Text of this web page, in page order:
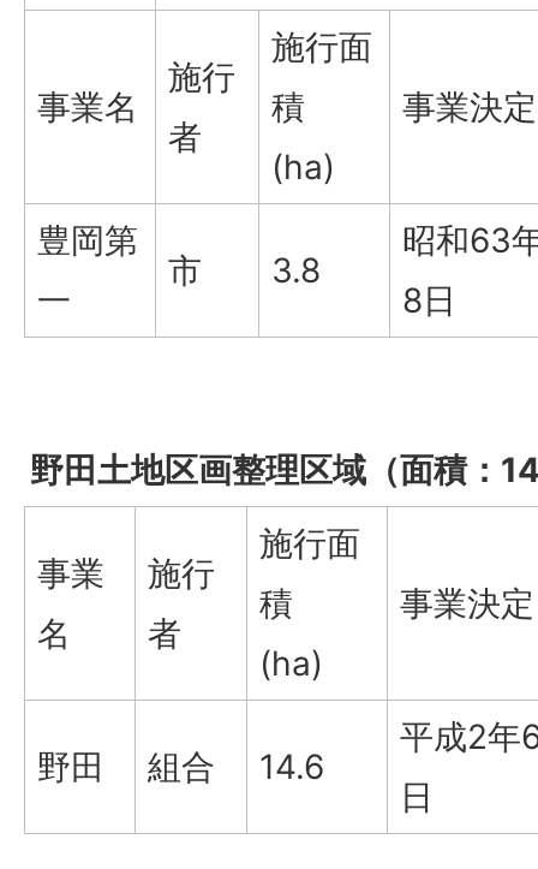
事業名
施行
者
施行面
積
(ha)
事業決定
豊岡第
一
市 3.8
昭和63
8日
野田土地区画整理区域（面積：
事業
名
施行
者
施行面
積
(ha)
事業決定
野田 組合 14.6
平成2年
日